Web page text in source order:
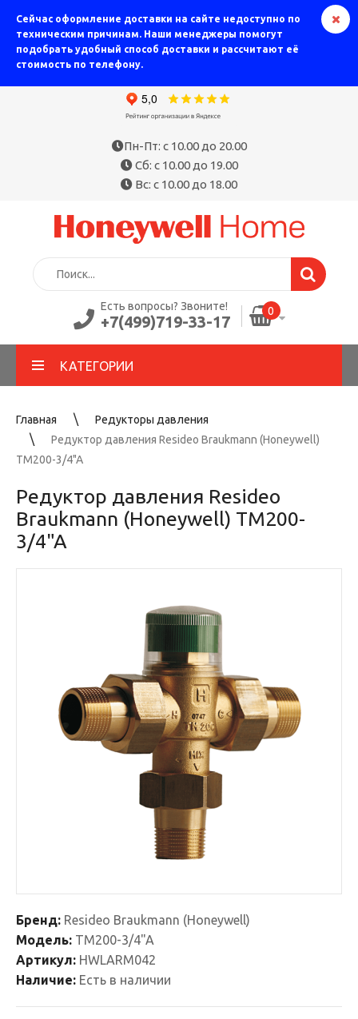
Сейчас оформление доставки на сайте недоступно по
техническим причинам. Наши менеджеры помогут
подобрать удобный способ доставки и рассчитают её
стоимость по телефону.
Пн-Пт: с 10.00 до 20.00
Сб: с 10.00 до 19.00
Вс: с 10.00 до 18.00
Есть вопросы? Звоните!
+7(499)719-33-17
0
КАТЕГОРИИ
Главная
Редукторы давления
Редуктор давления Resideo Braukmann (Honeywell)
TM200-3/4"A
Редуктор давления Resideo
Braukmann (Honeywell) TM200-
3/4"A
Бренд: Resideo Braukmann (Honeywell)
Модель: TM200-3/4"A
Артикул: HWLARM042
Наличие: Есть в наличии